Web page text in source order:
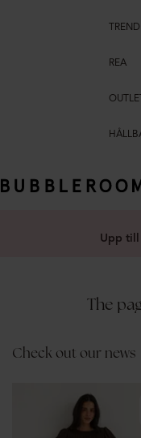
TREND
REA
Upp till
The
Check out our news